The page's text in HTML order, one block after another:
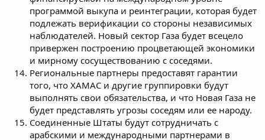
программой выкупа и реинтеграции, которая будет
подлежать верификации со стороны независимых
наблюдателей. Новый сектор Газа будет всецело
привержен построению процветающей экономики
и мирному сосуществованию с соседями.
Региональные партнеры предоставят гарантии
того, что ХАМАС и другие группировки будут
выполнять свои обязательства, и что Новая Газа не
будет представлять угрозы соседям или ее народу.
Соединенные Штаты будут сотрудничать с
арабскими и международными партнерами в